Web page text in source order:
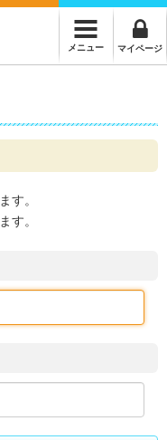
メニュー マイページ
す。
す。